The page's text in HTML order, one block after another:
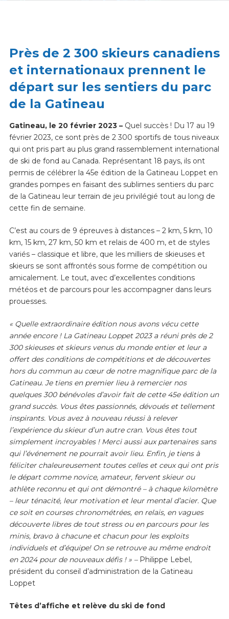
Près de 2 300 skieurs canadiens
et internationaux prennent le
départ sur les sentiers du parc
de la Gatineau
Gatineau, le 20 février 2023 – Quel succès ! Du 17 au 19
février 2023, ce sont près de 2 300 sportifs de tous niveaux
qui ont pris part au plus grand rassemblement international
de ski de fond au Canada. Représentant 18 pays, ils ont
permis de célébrer la 45e édition de la Gatineau Loppet en
grandes pompes en faisant des sublimes sentiers du parc
de la Gatineau leur terrain de jeu privilégié tout au long de
cette fin de semaine.
C’est au cours de 9 épreuves à distances – 2 km, 5 km, 10
km, 15 km, 27 km, 50 km et relais de 400 m, et de styles
variés – classique et libre, que les milliers de skieuses et
skieurs se sont affrontés sous forme de compétition ou
amicalement. Le tout, avec d’excellentes conditions
météos et de parcours pour les accompagner dans leurs
prouesses.
« Quelle extraordinaire édition nous avons vécu cette
année encore ! La Gatineau Loppet 2023 a réuni près de 2
300 skieuses et skieurs venus du monde entier et leur a
offert des conditions de compétitions et de découvertes
hors du commun au cœur de notre magnifique parc de la
Gatineau. Je tiens en premier lieu à remercier nos
quelques 300 bénévoles d’avoir fait de cette 45e édition un
grand succès. Vous êtes passionnés, dévoués et tellement
inspirants. Vous avez à nouveau réussi à relever
l’expérience du skieur d’un autre cran. Vous êtes tout
simplement incroyables ! Merci aussi aux partenaires sans
qui l’événement ne pourrait avoir lieu. Enfin, je tiens à
féliciter chaleureusement toutes celles et ceux qui ont pris
le départ comme novice, amateur, fervent skieur ou
athlète reconnu et qui ont démontré – à chaque kilomètre
– leur ténacité, leur motivation et leur mental d’acier. Que
ce soit en courses chronométrées, en relais, en vagues
découverte libres de tout stress ou en parcours pour les
minis, bravo à chacune et chacun pour les exploits
individuels et d’équipe! On se retrouve au même endroit
en 2024 pour de nouveaux défis ! » – Philippe Lebel,
président du conseil d’administration de la Gatineau
Loppet
Têtes d’affiche et relève du ski de fond